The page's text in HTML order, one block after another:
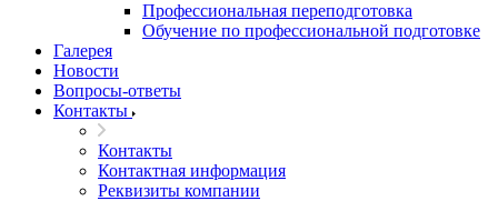
Профессиональная переподготовка
Обучение по профессиональной подготовке
Галерея
Новости
Вопросы-ответы
Контакты
Контакты
Контактная информация
Реквизиты компании